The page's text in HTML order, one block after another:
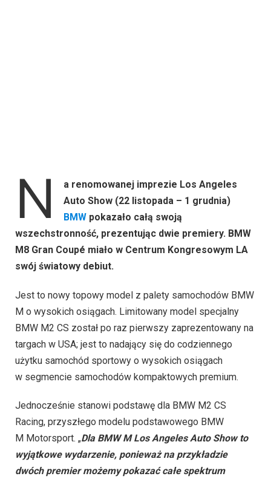
N
a renomowanej imprezie Los Angeles
Auto Show (22 listopada – 1 grudnia)
BMW pokazało całą swoją
wszechstronność, prezentując dwie premiery. BMW
M8 Gran Coupé miało w Centrum Kongresowym LA
swój światowy debiut.
Jest to nowy topowy model z palety samochodów BMW
M o wysokich osiągach. Limitowany model specjalny
BMW M2 CS został po raz pierwszy zaprezentowany na
targach w USA; jest to nadający się do codziennego
użytku samochód sportowy o wysokich osiągach
w segmencie samochodów kompaktowych premium.
Jednocześnie stanowi podstawę dla BMW M2 CS
Racing, przyszłego modelu podstawowego BMW
M Motorsport. „Dla BMW M Los Angeles Auto Show to
wyjątkowe wydarzenie, ponieważ na przykładzie
dwóch premier możemy pokazać całe spektrum